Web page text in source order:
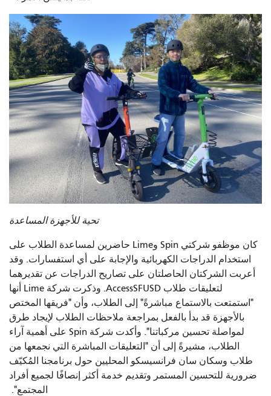
تحية للأجهزة المساعدة
كان موظفو شركتي Spin وLime حاضرين لمساعدة الطلاب على
استخدام الدراجات الكهربائية والإجابة على أي استفسارات. وقد
أعربت الشركتان الحاصلتان على تصاريح الدراجات عن تقديرهما
لتعليقات طلاب AccessSFUSD. وذكرت شركة Lime أنها
"استمتعت بالاستماع مباشرةً" إلى الطلاب، وأن "فريقها المختص
بالأجهزة قد بدأ بالفعل بمراجعة ملاحظات الطلاب لإيجاد طرق
لمواصلة تحسين مركباتنا". وأكدت شركة Spin على أهمية آراء
الطلاب، مشيرةً إلى أن "التعليقات المباشرة التي نجمعها من
طلاب وسكان سان فرانسيسكو المحليين حول برنامجنا المُكيّف
ضرورية للتحسين المستمر وتقديم خدمة أكثر إنصافًا لجميع أفراد
المجتمع".